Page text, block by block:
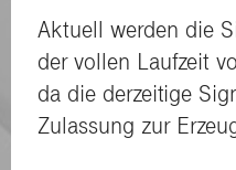
Aktuell werden die
der vollen Laufzeit
da die derzeitige
Zulassung zur